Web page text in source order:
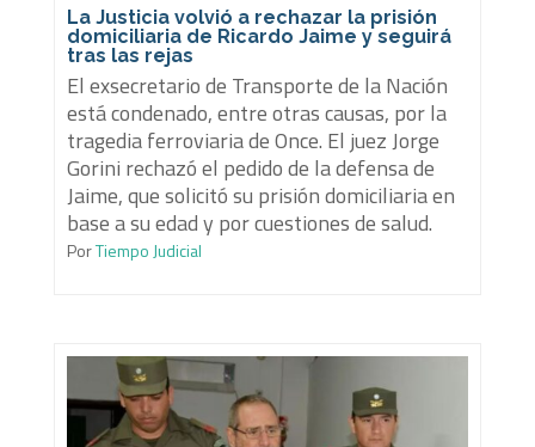
La Justicia volvió a rechazar la prisión
domiciliaria de Ricardo Jaime y seguirá
tras las rejas
El exsecretario de Transporte de la Nación
está condenado, entre otras causas, por la
tragedia ferroviaria de Once. El juez Jorge
Gorini rechazó el pedido de la defensa de
Jaime, que solicitó su prisión domiciliaria en
base a su edad y por cuestiones de salud.
PorTiempo Judicial